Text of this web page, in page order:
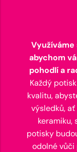
abychom
pohodlí a
Každý
kvalitu,
výsledků,
keramiku,
potisky
odolné vůči